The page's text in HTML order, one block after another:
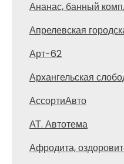
Ананас, банный
Апрелевская
Арт-62
Архангельская
АссортиАвто
АТ. Автотема
Афродита,